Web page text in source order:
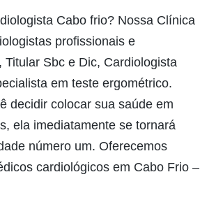
Cabo frio? Nossa Clínica
profissionais e
Titular Sbc e Dic, Cardiologista
em teste ergométrico.
decidir colocar sua saúde em
ela imediatamente se tornará
número um. Oferecemos
cardiológicos em Cabo Frio –